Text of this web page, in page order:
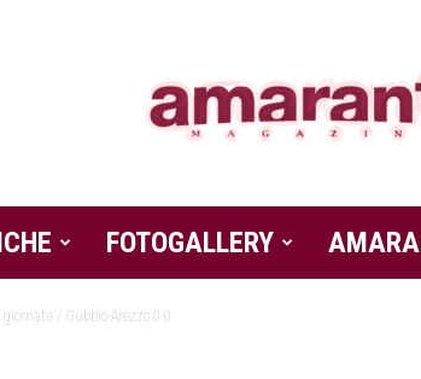
Amaranto
FOTOGALLERY
giornata / Gubbio-Arezzo 0-0